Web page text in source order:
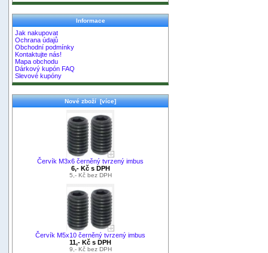
Informace
Jak nakupovat
Ochrana údajů
Obchodní podmínky
Kontaktujte nás!
Mapa obchodu
Dárkový kupón FAQ
Slevové kupóny
Nové zboží [více]
Červík M3x6 černěný tvrzený imbus
6,- Kč s DPH
5,- Kč bez DPH
Červík M5x10 černěný tvrzený imbus
11,- Kč s DPH
9,- Kč bez DPH